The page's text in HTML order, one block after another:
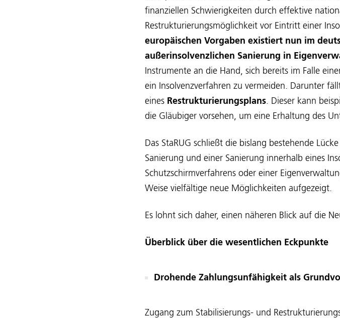
finanziellen Schwierigkeiten durch effektive
Restrukturierungsmöglichkeit vor Eintritt einer
europäischen Vorgaben existiert nun im
außerinsolvenzlichen Sanierung in
Instrumente an die Hand, sich bereits im Falle
ein Insolvenzverfahren zu vermeiden. Darunter
eines Restrukturierungsplans. Dieser kann
die Gläubiger vorsehen, um eine Erhaltung des
Das StaRUG schließt die bislang bestehende
Sanierung und einer Sanierung innerhalb eines
Schutzschirmverfahrens oder einer
Weise vielfältige neue Möglichkeiten aufgezeigt.
Es lohnt sich daher, einen näheren Blick auf die
Überblick über die wesentlichen Eckpunkte
Drohende Zahlungsunfähigkeit als
Zugang zum Stabilisierungs- und